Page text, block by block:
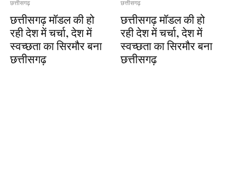
छत्तीसगढ़
छत्तीसगढ़ मॉडल की हो
रही देश में चर्चा, देश में
स्वच्छता का सिरमौर बना
छत्तीसगढ़
छत्तीसगढ़
छत्तीसगढ़ मॉडल की हो
रही देश में चर्चा, देश में
स्वच्छता का सिरमौर बना
छत्तीसगढ़